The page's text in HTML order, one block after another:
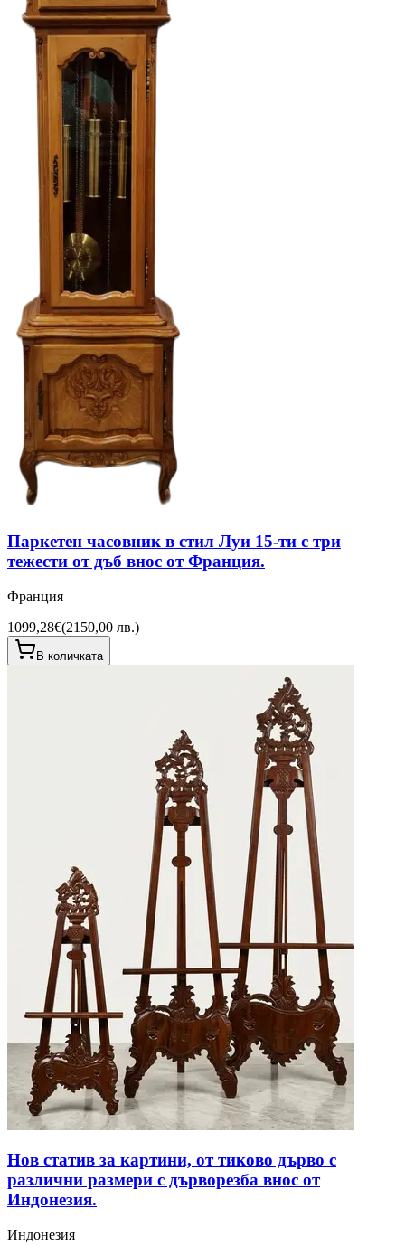
Паркетен часовник в стил Луи 15-ти с три
тежести от дъб внос от Франция.
Франция
1099,28€(2150,00 лв.)
В количката
Нов статив за картини, от тиково дърво с
различни размери с дърворезба внос от
Индонезия.
Индонезия